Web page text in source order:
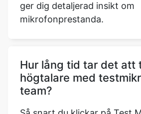
ger dig detaljerad insikt om
mikrofonprestanda.
Hur lång tid tar det att
högtalare med
team?